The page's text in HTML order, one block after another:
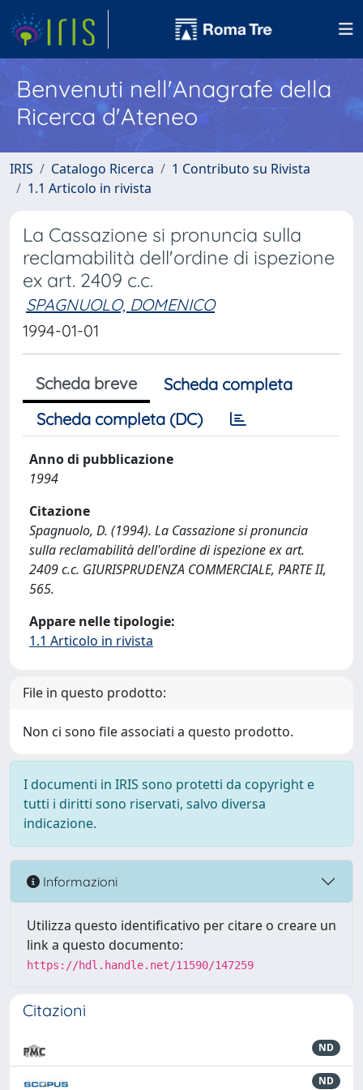
Benvenuti nell'Anagrafe della
Ricerca d'Ateneo
IRIS Catalogo Ricerca
1 Contributo su Rivista
1.1 Articolo in rivista
La Cassazione si pronuncia sulla
reclamabilità dell'ordine di ispezione
ex art. 2409 c.c.
SPAGNUOLO, DOMENICO
1994-01-01
Scheda breve
Scheda completa
Scheda completa (DC)
Anno di pubblicazione
1994
Citazione
Spagnuolo, D. (1994). La Cassazione si pronuncia
sulla reclamabilità dell'ordine di ispezione ex art.
2409 c.c. GIURISPRUDENZA COMMERCIALE, PARTE II,
565.
Appare nelle tipologie:
1.1 Articolo in rivista
File in questo prodotto:
Non ci sono file associati a questo prodotto.
I documenti in IRIS sono protetti da copyright e
tutti i diritti sono riservati, salvo diversa
indicazione.
Informazioni
Utilizza questo identificativo per citare o creare un
link a questo documento:
https://hdl.handle.net/11590/147259
Citazioni
ND
ND